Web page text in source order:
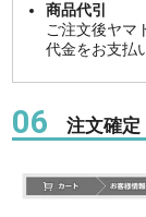
商品代引
ご注文後ヤマ
代金をお支払
06 注文確定